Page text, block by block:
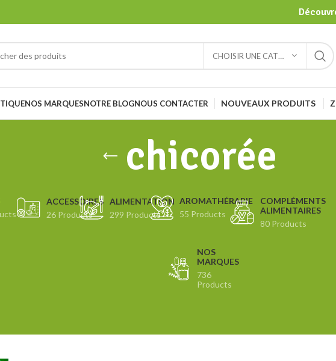
CHOISIR UNE CATÉGORIE
NOS MARQUESNOTRE BLOGNOUS CONTACTER NOUVEAUX PRODUITS
chicorée
ACCESSOIRES
26 Products
ALIMENTATION
299 Products
AROMATHÉRAPIE
55 Products
COMPLÉMENTS
ALIMENTAIRES
80 Products
NOS
MARQUES
736
Products